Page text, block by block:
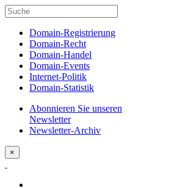
Domain-Registrierung
Domain-Recht
Domain-Handel
Domain-Events
Internet-Politik
Domain-Statistik
Abonnieren Sie unseren
Newsletter
Newsletter-Archiv
×